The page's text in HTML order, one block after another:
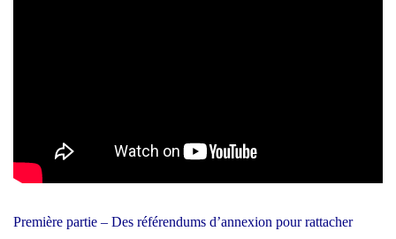
Première partie – Des référendums d’annexion pour rattacher